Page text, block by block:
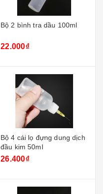
Bộ 2 bình tra dầu 100ml
22.000₫
Bộ 4 cái lọ đựng dung dịch
đầu kim 50ml
26.400₫